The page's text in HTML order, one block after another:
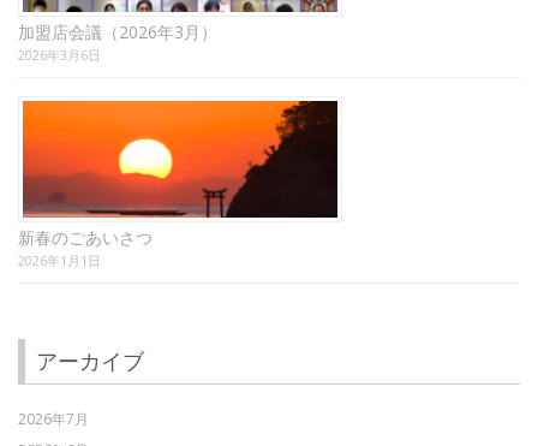
加盟店会議（2026年3月）
2026年3月6日
新春のごあいさつ
2026年1月1日
アーカイブ
2026年7月